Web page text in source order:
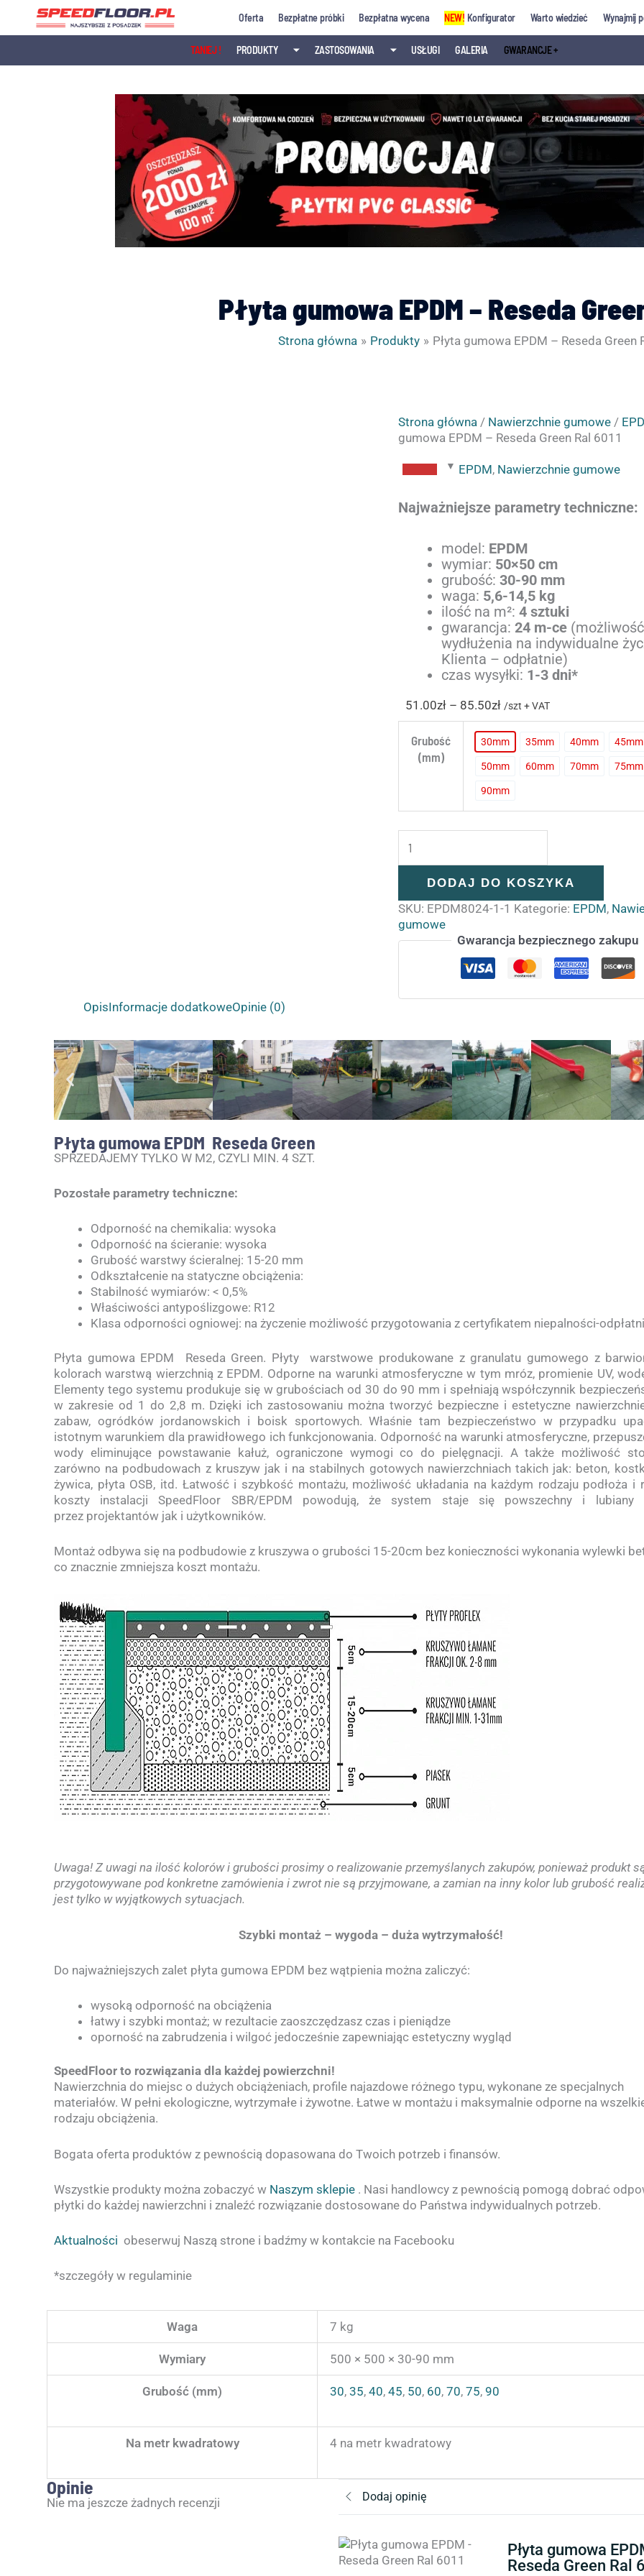
Przejdź
treści
Oferta Bezpłatne próbki Bezpłatna wycena NEW! Konfigurator Warto wiedzieć Wynajmij
TANIEJ ! PRODUKTY ⏷ ZASTOSOWANIA ⏷ USŁUGI GALERIA GWARANCJE +
Płyta gumowa EPDM – Reseda
Strona główna Produkty Płyta gumowa EPDM – Reseda Green
Strona główna / Nawierzchnie gumowe /
gumowa EPDM – Reseda Green Ral 6011
EPDM, Nawierzchnie gumowe
Najważniejsze parametry techniczne:
model: EPDM
wymiar: 50×50 cm
grubość:30-90 mm
waga: 5,6-14,5 kg
ilość na m²:4 sztuki
gwarancja:24 m-ce (możliwość
wydłużenia na indywidualne
Klienta – odpłatnie)
czas wysyłki: 1-3 dni*
51.00zł – 85.50zł
Zakres
cen:
51.00zł
/szt + VAT
Grubość
(mm)
30mm
30 35mm
35 40mm
40 45mm
45
50mm
50 60mm
60 70mm
70 75mm
75
90mm
90
ilość
Płyta
Reseda
Green
DODAJ DO KOSZYKA
SKU: EPDM8024-1-1 Kategorie: EPDM,
gumowe
Gwarancja bezpiecznego zakupu
OpisInformacje dodatkoweOpinie (0)
Płyta gumowa EPDM Reseda Green
SPRZEDAJEMY TYLKO W M2, CZYLI MIN. 4 SZT.
Pozostałe parametry techniczne:
Odporność na chemikalia: wysoka
Odporność na ścieranie: wysoka
Grubość warstwy ścieralnej: 15-20 mm
Odkształcenie na statyczne obciążenia:
Stabilność wymiarów: < 0,5%
Właściwości antypoślizgowe: R12
Klasa odporności ogniowej: na życzenie możliwość przygotowania z certyfikatem niepalności-
Płyta gumowa EPDM Reseda Green. Płyty warstwowe produkowane z granulatu gumowego z
kolorach warstwą wierzchnią z EPDM. Odporne na warunki atmosferyczne w tym mróz, promienie UV,
Elementy tego systemu produkuje się w grubościach od 30 do 90 mm i spełniają współczynnik
w zakresie od 1 do 2,8 m. Dzięki ich zastosowaniu można tworzyć bezpieczne i estetyczne
zabaw, ogródków jordanowskich i boisk sportowych. Właśnie tam bezpieczeństwo w przypadku
istotnym warunkiem dla prawidłowego ich funkcjonowania. Odporność na warunki atmosferyczne,
wody eliminujące powstawanie kałuż, ograniczone wymogi co do pielęgnacji. A także możliwość
zarówno na podbudowach z kruszyw jak i na stabilnych gotowych nawierzchniach takich jak: beton,
żywica, płyta OSB, itd. Łatwość i szybkość montażu, możliwość układania na każdym rodzaju podłoża i
koszty instalacji SpeedFloor SBR/EPDM powodują, że system staje się powszechny i lubiany
przez projektantów jak i użytkowników.
Montaż odbywa się na podbudowie z kruszywa o grubości 15-20cm bez konieczności wykonania wylewki
co znacznie zmniejsza koszt montażu.
Uwaga! Z uwagi na ilość kolorów i grubości prosimy o realizowanie przemyślanych zakupów, ponieważ produkt
przygotowywane pod konkretne zamówienia i zwrot nie są przyjmowane, a zamian na inny kolor lub grubość
jest tylko w wyjątkowych sytuacjach.
Szybki montaż – wygoda – duża wytrzymałość!
Do najważniejszych zalet płyta gumowa EPDM bez wątpienia można zaliczyć:
wysoką odporność na obciążenia
łatwy i szybki montaż; w rezultacie zaoszczędzasz czas i pieniądze
oporność na zabrudzenia i wilgoć jedocześnie zapewniając estetyczny wygląd
SpeedFloor to rozwiązania dla każdej powierzchni!
Nawierzchnia do miejsc o dużych obciążeniach, profile najazdowe różnego typu, wykonane ze specjalnych
materiałów. W pełni ekologiczne, wytrzymałe i żywotne. Łatwe w montażu i maksymalnie odporne na
rodzaju obciążenia.
Bogata oferta produktów z pewnością dopasowana do Twoich potrzeb i finansów.
Wszystkie produkty można zobaczyć w Naszym sklepie . Nasi handlowcy z pewnością pomogą dobrać
płytki do każdej nawierzchni i znaleźć rozwiązanie dostosowane do Państwa indywidualnych potrzeb.
Aktualności obeserwuj Naszą strone i badźmy w kontakcie na Facebooku
*szczegóły w regulaminie
Waga 7 kg
Wymiary 500 × 500 × 30-90 mm
Grubość (mm) 30, 35, 40, 45, 50, 60, 70, 75, 90
Na metr kwadratowy 4 na metr kwadratowy
Opinie
Nie ma jeszcze żadnych recenzji Dodaj opinię
Płyta gumowa
Reseda Green Ral